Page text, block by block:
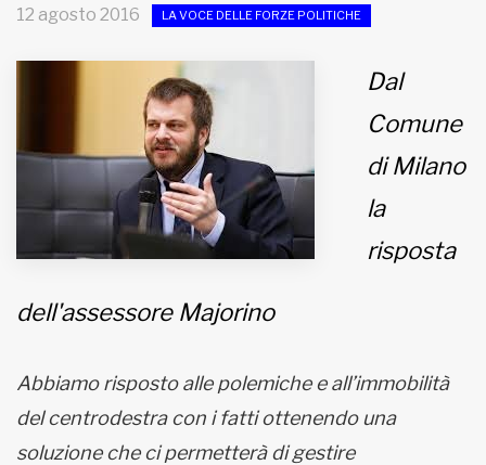
Inviateci le vostre segnalazioni
Iscriviti alla newsletter
www.viveremilano.info
EDB edizioni - Via Brivio angolo C.
12 agosto 2016 LA VOCE DELLE FORZE POLITICHE
Dal
Comune
di Milano
la
risposta
dell'assessore Majorino
Abbiamo risposto alle polemiche e all’immobilità
del centrodestra con i fatti ottenendo una
soluzione che ci permetterà di gestire